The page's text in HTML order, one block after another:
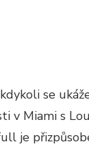
se
v Miami s
je